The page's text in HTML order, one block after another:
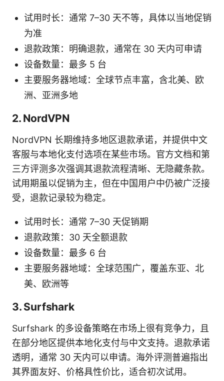
试用时长：通常 7–30 天不等，具体以当地促销
为准
退款政策：明确退款，通常在 30 天内可申请
设备数量：最多 5 台
主要服务器地域：全球节点丰富，含北美、欧
洲、亚洲多地
2. NordVPN
NordVPN 长期维持多地区退款承诺，并提供中文
客服与本地化支付选项在某些市场。官方文档和第
三方评测多次强调其退款流程清晰、无隐藏条款。
试用期虽以促销为主，但在中国用户中仍被广泛接
受，退款记录较为稳定。
试用时长：通常 7–30 天促销期
退款政策：30 天全额退款
设备数量：最多 6 台
主要服务器地域：全球范围广，覆盖东亚、北
美、欧洲等
3. Surfshark
Surfshark 的多设备策略在市场上很有竞争力，且
在部分地区提供本地化支付与中文支持。退款承诺
透明，通常 30 天内可以申请。海外评测普遍指出
其界面友好、价格具性价比，适合初次试用。